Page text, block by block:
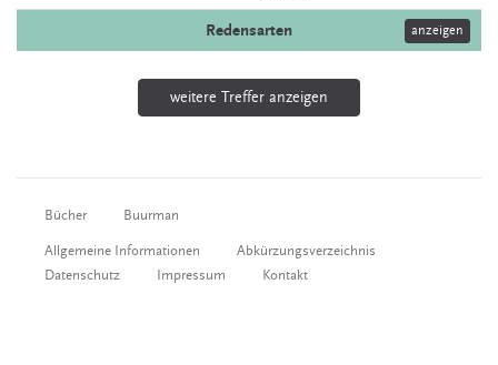
Redensarten anzeigen
weitere Treffer anzeigen
Bücher Buurman
Allgemeine Informationen
Abkürzungsverzeichnis
Datenschutz
Impressum Kontakt